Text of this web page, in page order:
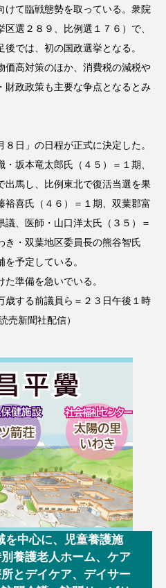
て臨戦態勢を取っている。衆院
選２８９、比例選１７６）で、
では、初の国政選挙となる。
高対策のほか、消費税の減税や
財政政策も主要な争点となるとみ
日」の日程が正式に決定した。
坂本竜太郎氏（４５）＝１期、
出馬し、比例東北で復活当選を果
裕喜氏（４６）＝１期、双葉郡富
議、医師・山口洋太氏（３５）＝
き・双葉地区委員長の熊谷智氏
を予定している。
準備を急いでいる。
する前議員ら＝２３日午後１時
売新聞社配信）
を中心に、児童養護施
養護老人ホーム、ケア
とデイケア、デイサー